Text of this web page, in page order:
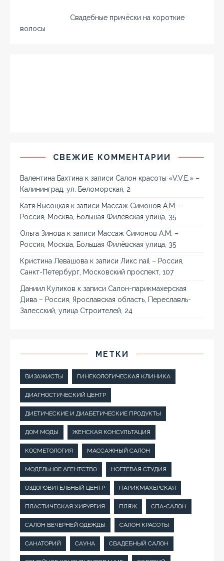
Свадебные причёски на короткие
волосы
СВЕЖИЕ КОММЕНТАРИИ
Валентина Бахтина к записи Салон красоты «V.V.E.» –
Калининград, ул. Беломорская, 2
Катя Высоцкая к записи Массаж Симонов А.М. –
Россия, Москва, Большая Филёвская улица, 35
Ольга Зинова к записи Массаж Симонов А.М. –
Россия, Москва, Большая Филёвская улица, 35
Кристина Левашова к записи Ликс nail – Россия,
Санкт-Петербург, Московский проспект, 107
Даниил Куликов к записи Салон-парикмахерская
Дива – Россия, Ярославская область, Переславль-
Залесский, улица Строителей, 24
МЕТКИ
ВИЗАЖИСТЫ ГИНЕКОЛОГИЧЕСКАЯ КЛИНИКА
ДИАГНОСТИЧЕСКИЙ ЦЕНТР
ДИЕТИЧЕСКИЕ И ДИАБЕТИЧЕСКИЕ ПРОДУКТЫ
ДОМ МОДЫ ЖЕНСКАЯ КОНСУЛЬТАЦИЯ
КОСМЕТОЛОГИЯ МАССАЖНЫЙ САЛОН
МОДЕЛЬНОЕ АГЕНТСТВО НОГТЕВАЯ СТУДИЯ
ОЗДОРОВИТЕЛЬНЫЙ ЦЕНТР ПАРИКМАХЕРСКАЯ
ПЛАСТИЧЕСКАЯ ХИРУРГИЯ ПЛЯЖ СПА-САЛОН
САЛОН ВЕЧЕРНЕЙ ОДЕЖДЫ САЛОН КРАСОТЫ
САНАТОРИЙ САУНА СВАДЕБНЫЙ САЛОН